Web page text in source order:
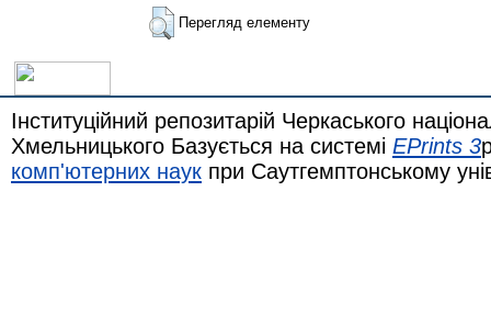
Перегляд елементу
Інституційний репозитарій Черкаського
Хмельницького Базується на системі EPrints 3
комп'ютерних наук при Саутгемптонському